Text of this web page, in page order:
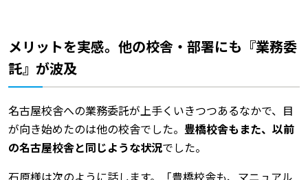
メリットを実感。他の校舎・部署にも『業務委
託』が波及
名古屋校舎への業務委託が上手くいきつつあるなかで、目
が向き始めたのは他の校舎でした。 豊橋校舎もまた、以前
の名古屋校舎と同じような状況でした。
石原様は次のように話します。「豊橋校舎も、マニュアル